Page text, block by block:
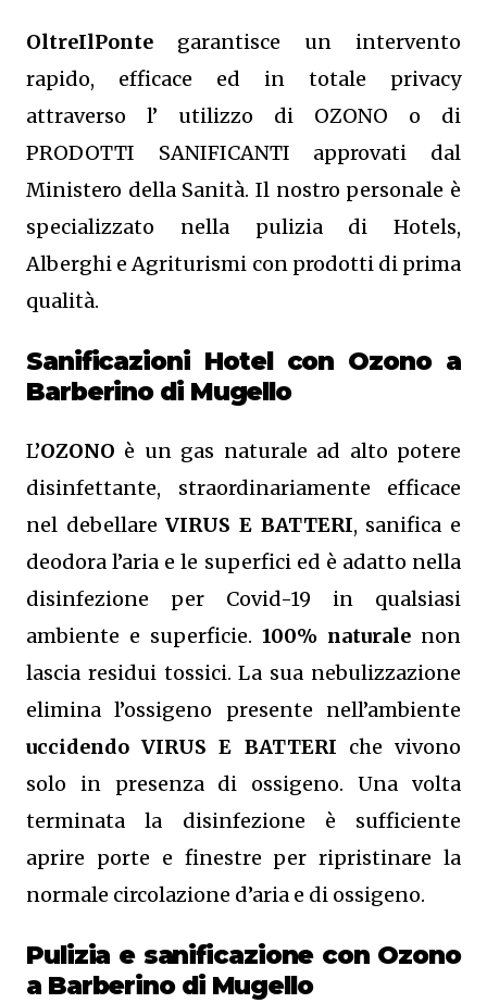
OltreIlPonte garantisce un intervento
rapido, efficace ed in totale privacy
attraverso l’ utilizzo di OZONO o di
PRODOTTI SANIFICANTI approvati dal
Ministero della Sanità. Il nostro personale è
specializzato nella pulizia di Hotels,
Alberghi e Agriturismi con prodotti di prima
qualità.
Sanificazioni Hotel con Ozono a
Barberino di Mugello
L’OZONO è un gas naturale ad alto potere
disinfettante, straordinariamente efficace
nel debellareVIRUS E BATTERI, sanifica e
deodora l’aria e le superfici ed è adatto nella
disinfezione per Covid-19 in qualsiasi
ambiente e superficie. 100% naturale non
lascia residui tossici.La sua nebulizzazione
elimina l’ossigeno presente nell’ambiente
uccidendo VIRUS E BATTERI che vivono
solo in presenza di ossigeno. Una volta
terminata la disinfezione è sufficiente
aprire porte e finestre per ripristinare la
normale circolazione d’aria e di ossigeno.
Pulizia e sanificazione con Ozono
a Barberino di Mugello